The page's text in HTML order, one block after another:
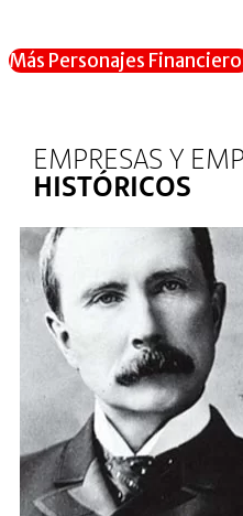
Más Personajes
EMPRESAS Y
HISTÓRICOS